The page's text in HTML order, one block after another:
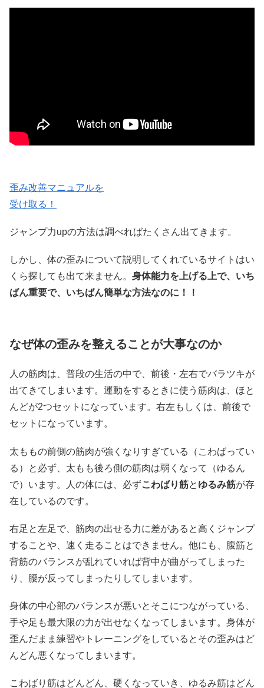
歪み改善マニュアルを
受け取る！
ジャンプ力upの方法は調べればたくさん出てきます。
しかし、体の歪みについて説明してくれているサイトはい
くら探しても出て来ません。 身体能力を上げる上で、いち
ばん重要で、 いちばん簡単な方法なのに！！
なぜ体の歪みを整えることが大事なのか
人の筋肉は、普段の生活の中で、前後・左右でバラツキが
出てきてしまいます。運動をするときに使う筋肉は、ほと
んどが2つセットになっています。右左もしくは、前後で
セットになっています。
太ももの前側の筋肉が強くなりすぎている（こわばってい
る）と必ず、太もも後ろ側の筋肉は弱くなって（ゆるん
で）います。人の体には、必ずこわばり筋と ゆるみ筋が存
在しているのです。
右足と左足で、筋肉の出せる力に差があると高くジャンプ
することや、速く走ることはできません。他にも、腹筋と
背筋のバランスが乱れていれば背中が曲がってしまった
り、腰が反ってしまったりしてしまいます。
身体の中心部のバランスが悪いとそこにつながっている、
手や足も最大限の力が出せなくなってしまいます。身体が
歪んだまま練習やトレーニングをしているとその歪みはど
んどん悪くなってしまいます。
こわばり筋はどんどん、硬くなっていき、ゆるみ筋はどん